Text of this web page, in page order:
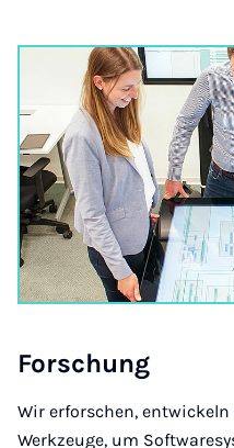
For­schung
Wir erforschen,
Werkzeuge, um